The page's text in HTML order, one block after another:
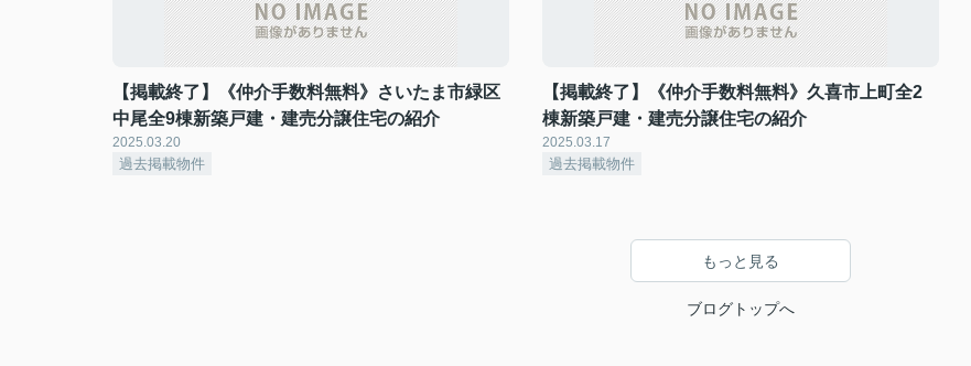
【掲載終了】《仲介手数料無料》さいたま市緑区
中尾全9棟新築戸建・建売分譲住宅の紹介
2025.03.20
過去掲載物件
【掲載終了】《仲介手数料無料》久喜市上町全2
棟新築戸建・建売分譲住宅の紹介
2025.03.17
過去掲載物件
もっと見る
ブログトップへ